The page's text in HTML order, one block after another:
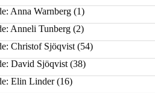
Anna Warnberg (1)
Anneli Tunberg (2)
Christof Sjöqvist (54)
David Sjöqvist (38)
Elin Linder(16)